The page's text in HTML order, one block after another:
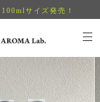
サイズ発売！